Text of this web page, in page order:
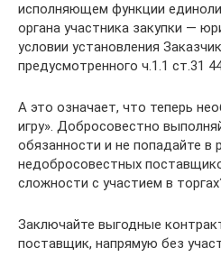
исполняющем функции
органа участника закупки —
условии установления
предусмотренного ч.1.1 ст.31
А это означает, что теперь
игру». Добросовестно
обязанности и не попадайте в
недобросовестных
сложности с участием в
Заключайте выгодные
поставщик, напрямую без